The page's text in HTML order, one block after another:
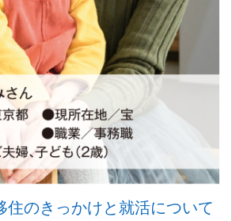
住のきっかけと就活について